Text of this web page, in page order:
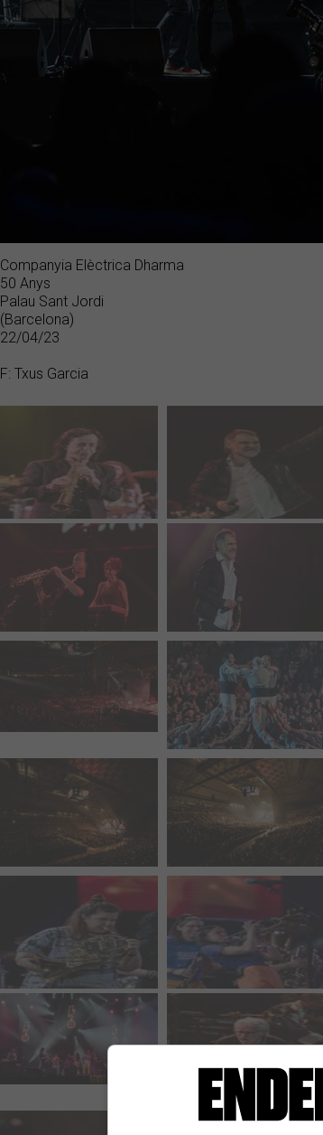
Companyia Elèctrica Dharma
50 Anys
Palau Sant Jordi
(Barcelona)
22/04/23
F: Txus Garcia